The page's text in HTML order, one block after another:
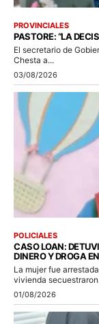
PROVINCIALES
PASTORE: “LA
El secretario de
Chesta a...
03/08/2026
POLICIALES
CASO LOAN:
DINERO Y DROGA
La mujer fue
vivienda
01/08/2026